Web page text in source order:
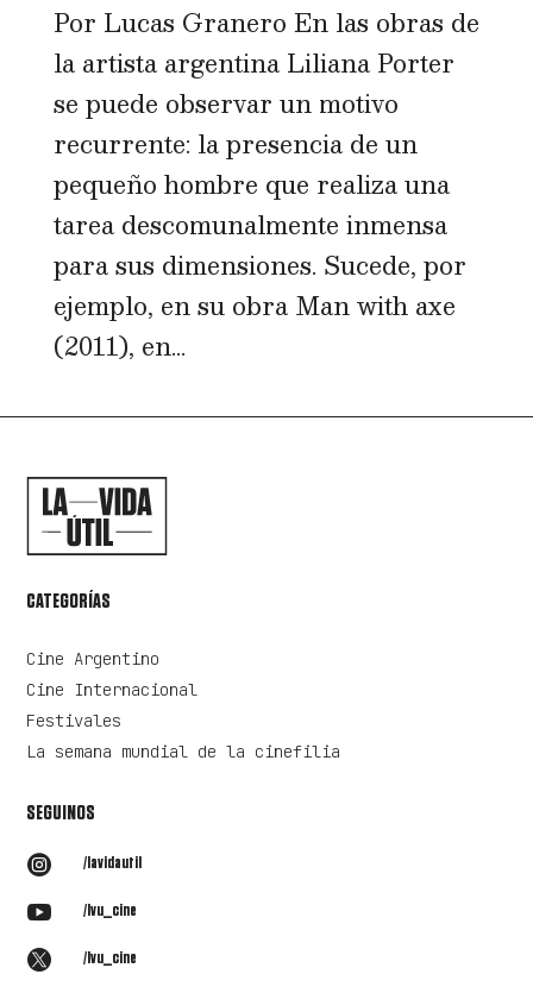
Por Lucas Granero En las obras de
la artista argentina Liliana Porter
se puede observar un motivo
recurrente: la presencia de un
pequeño hombre que realiza una
tarea descomunalmente inmensa
para sus dimensiones. Sucede, por
ejemplo, en su obra Man with axe
(2011), en...
CATEGORÍAS
Cine Argentino
Cine Internacional
Festivales
La semana mundial de la cinefilia
SEGUINOS
 /lavidautil
 /lvu_cine
 /lvu_cine